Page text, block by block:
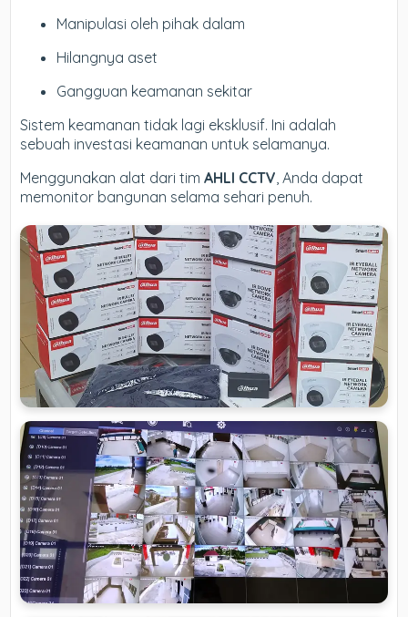
Manipulasi oleh pihak dalam
Hilangnya aset
Gangguan keamanan sekitar
Sistem keamanan tidak lagi eksklusif. Ini adalah
sebuah investasi keamanan untuk selamanya.
Menggunakan alat dari timAHLI CCTV, Anda dapat
memonitor bangunan selama sehari penuh.